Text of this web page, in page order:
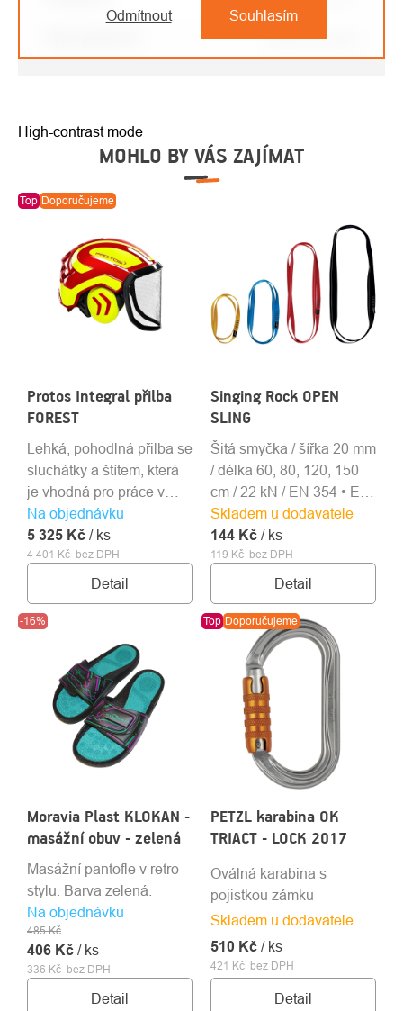
Odmítnout Souhlasím
Bundy a vesty
High-contrast mode
MOHLO BY VÁS ZAJÍMAT
Top Doporučujeme
Protos Integral přilba
FOREST
Na objednávku
4 401 Kč bez DPH
5 325 Kč / ks
Detail
Lehká, pohodlná přilba se
sluchátky a štítem, která
je vhodná pro práce v
lese a práce s motorovou
pilou.
Singing Rock OPEN
SLING
Skladem u dodavatele
119 Kč bez DPH
144 Kč / ks
Detail
Šitá smyčka / šířka 20 mm
/ délka 60, 80, 120, 150
cm / 22 kN / EN 354 • EN
566 • EN 795B
-16%
Moravia Plast KLOKAN -
masážní obuv - zelená
Na objednávku
336 Kč bez DPH
485 Kč
406 Kč / ks
Detail
Masážní pantofle v retro
stylu. Barva zelená.
Top Doporučujeme
PETZL karabina OK
TRIACT - LOCK 2017
Skladem u dodavatele
421 Kč bez DPH
510 Kč / ks
Detail
Oválná karabina s
pojistkou zámku